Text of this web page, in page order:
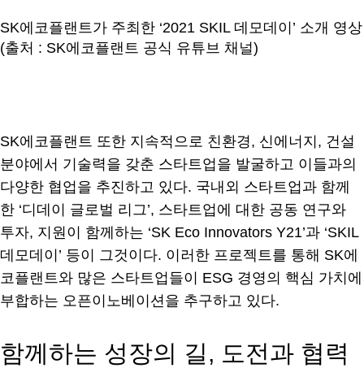
SK에코플랜트가 주최한 ‘2021 SKIL 데모데이’ 소개 영상
(출처 : SK에코플랜트 공식 유튜브 채널)
SK에코플랜트 또한 지속적으로 친환경, 신에너지, 건설
분야에서 기술력을 갖춘 스타트업을 발굴하고 이들과의
다양한 협업을 추진하고 있다. 국내외 스타트업과 함께
한 ‘디데이 글로벌 리그’, 스타트업에 대한 공동 연구와
투자, 지원이 함께하는 ‘SK Eco Innovators Y21’과 ‘SKIL
데모데이’ 등이 그것이다. 이러한 프로젝트를 통해 SK에
코플랜트와 많은 스타트업들이 ESG 경영의 핵심 가치에
부합하는 오픈이노베이션을 추구하고 있다.
함께하는 성장의 길, 도전과 협력